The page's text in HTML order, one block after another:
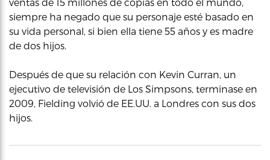
siempre ha negado que su personaje esté basado en
su vida personal, si bien ella tiene 55 años y es madre
de dos hijos.
Después de que su relación con Kevin Curran, un
ejecutivo de televisión de Los Simpsons, terminase en
2009, Fielding volvió de EE.UU. a Londres con sus dos
hijos.